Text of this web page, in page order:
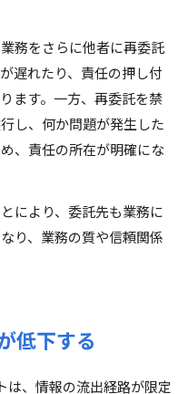
務をさらに他者に再委託
遅れたり、責任の押し付
ます。一方、再委託を禁
し、何か問題が発生した
、責任の所在が明確にな
により、委託先も業務に
り、業務の質や信頼関係
低下する
は、情報の流出経路が限定